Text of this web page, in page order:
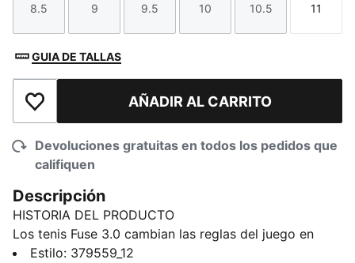
Talla
8.5
Talla
9
Talla
9.5
Talla
10
Talla
10.5
Talla
11
GUIA DE TALLAS
Añadir a la lista de deseosAÑADIR AL CARRITO
Devoluciones gratuitas en todos los pedidos que
califiquen
Descripción
HISTORIA DEL PRODUCTO
Los tenis Fuse 3.0 cambian las reglas del juego en
cuanto a estabilidad, ajuste y tracción. Hemos
Estilo: 379559_12